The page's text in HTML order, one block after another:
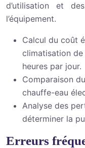
d’utilisation et
l’équipement.
Calcul du coût
climatisation
heures par jour.
Comparaison
chauffe-eau
Analyse des
déterminer la
Erreurs